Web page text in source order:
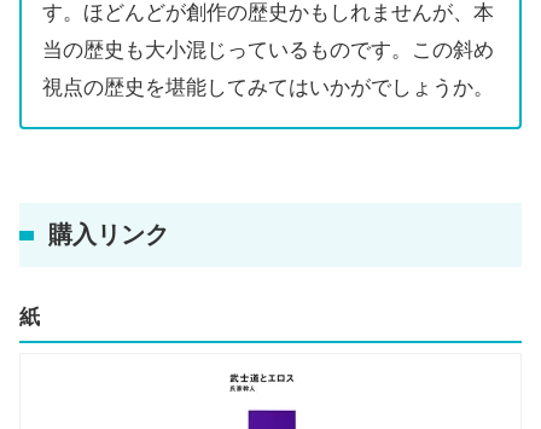
す。ほどんどが創作の歴史かもしれませんが、本
当の歴史も大小混じっているものです。この斜め
視点の歴史を堪能してみてはいかがでしょうか。
購入リンク
紙